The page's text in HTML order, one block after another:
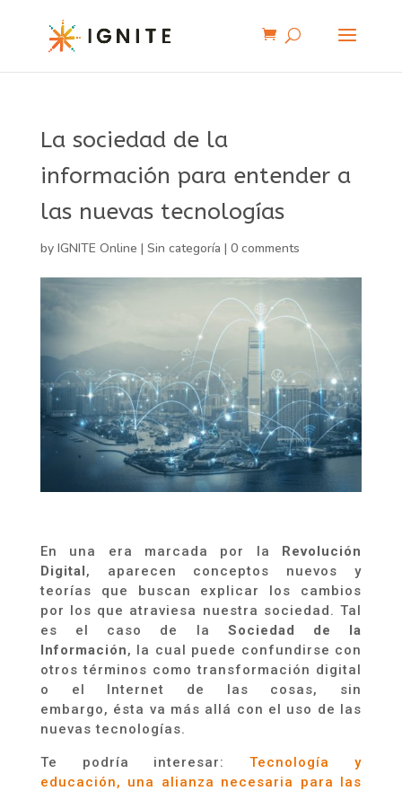
La sociedad de la
información para entender a
las nuevas tecnologías
by IGNITE Online | Sin categoría | 0 comments
En una era marcada por la Revolución
Digital, aparecen conceptos nuevos y
teorías que buscan explicar los cambios
por los que atraviesa nuestra sociedad. Tal
es el caso de la Sociedad de la
Información, la cual puede confundirse con
otros términos como transformación digital
o el Internet de las cosas, sin
embargo, ésta va más allá con el uso de las
nuevas tecnologías.
Te podría interesar:Tecnología y
educación, una alianza necesaria para las